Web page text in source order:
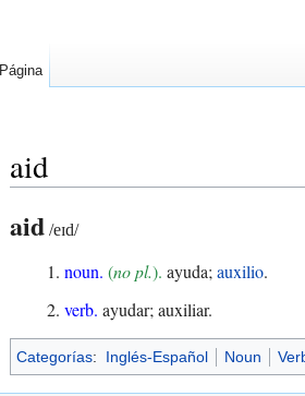
aid
aid /eɪd/
noun. (no pl.). ayuda;auxilio.
verb. ayudar; auxiliar.
Categorías: Inglés-Español Noun
Página